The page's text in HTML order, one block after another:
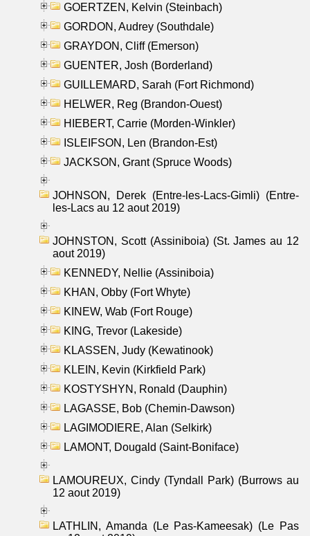
GOERTZEN, Kelvin (Steinbach)
GORDON, Audrey (Southdale)
GRAYDON, Cliff (Emerson)
GUENTER, Josh (Borderland)
GUILLEMARD, Sarah (Fort Richmond)
HELWER, Reg (Brandon-Ouest)
HIEBERT, Carrie (Morden-Winkler)
ISLEIFSON, Len (Brandon-Est)
JACKSON, Grant (Spruce Woods)
JOHNSON, Derek (Entre-les-Lacs-Gimli) (Entre-
les-Lacs au 12 aout 2019)
JOHNSTON, Scott (Assiniboia) (St. James au 12
aout 2019)
KENNEDY, Nellie (Assiniboia)
KHAN, Obby (Fort Whyte)
KINEW, Wab (Fort Rouge)
KING, Trevor (Lakeside)
KLASSEN, Judy (Kewatinook)
KLEIN, Kevin (Kirkfield Park)
KOSTYSHYN, Ronald (Dauphin)
LAGASSE, Bob (Chemin-Dawson)
LAGIMODIERE, Alan (Selkirk)
LAMONT, Dougald (Saint-Boniface)
LAMOUREUX, Cindy (Tyndall Park) (Burrows au
12 aout 2019)
LATHLIN, Amanda (Le Pas-Kameesak) (Le Pas